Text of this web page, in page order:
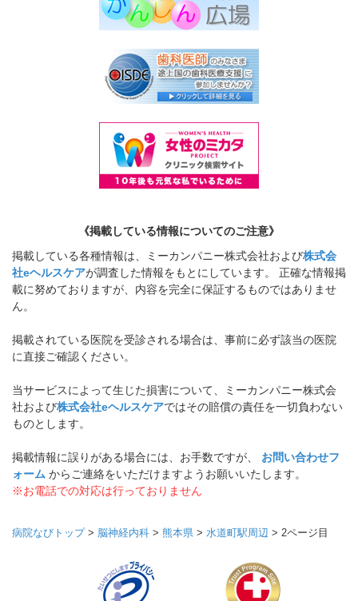
《掲載している情報についてのご注意》
掲載している各種情報は、ミーカンパニー株式会社および株式会
社eヘルスケアが調査した情報をもとにしています。 正確な情報掲
載に努めておりますが、内容を完全に保証するものではありませ
ん。
掲載されている医院を受診される場合は、事前に必ず該当の医院
に直接ご確認ください。
当サービスによって生じた損害について、ミーカンパニー株式会
社および株式会社eヘルスケアではその賠償の責任を一切負わない
ものとします。
掲載情報に誤りがある場合には、お手数ですが、 お問い合わせフ
ォーム からご連絡をいただけますようお願いいたします。
※お電話での対応は行っておりません
病院なびトップ> 脳神経内科 > 熊本県 > 水道町駅周辺 > 2ページ目